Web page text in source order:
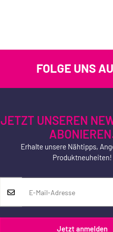
FOLGE UNS
JETZT UNSEREN
Erhalte unsere Nähtipps,
Produktneuheiten!
Jetzt anmelden